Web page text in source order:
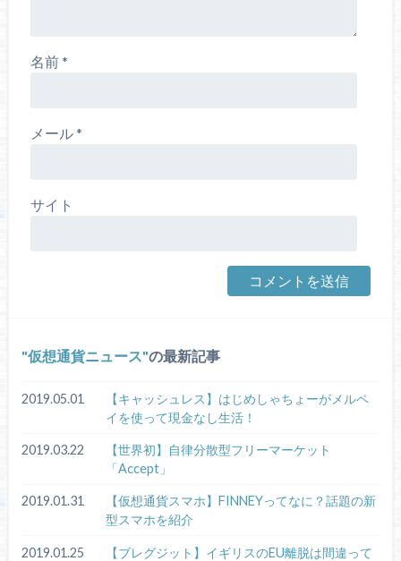
名前*
メール*
サイト
仮想通貨ニュース の最新記事
2019.05.01
【キャッシュレス】はじめしゃちょーがメルペ
イを使って現金なし生活！
2019.03.22
【世界初】自律分散型フリーマーケット
「Accept」
2019.01.31
【仮想通貨スマホ】FINNEYってなに？話題の新
型スマホを紹介
2019.01.25
【ブレグジット】イギリスのEU離脱は間違って